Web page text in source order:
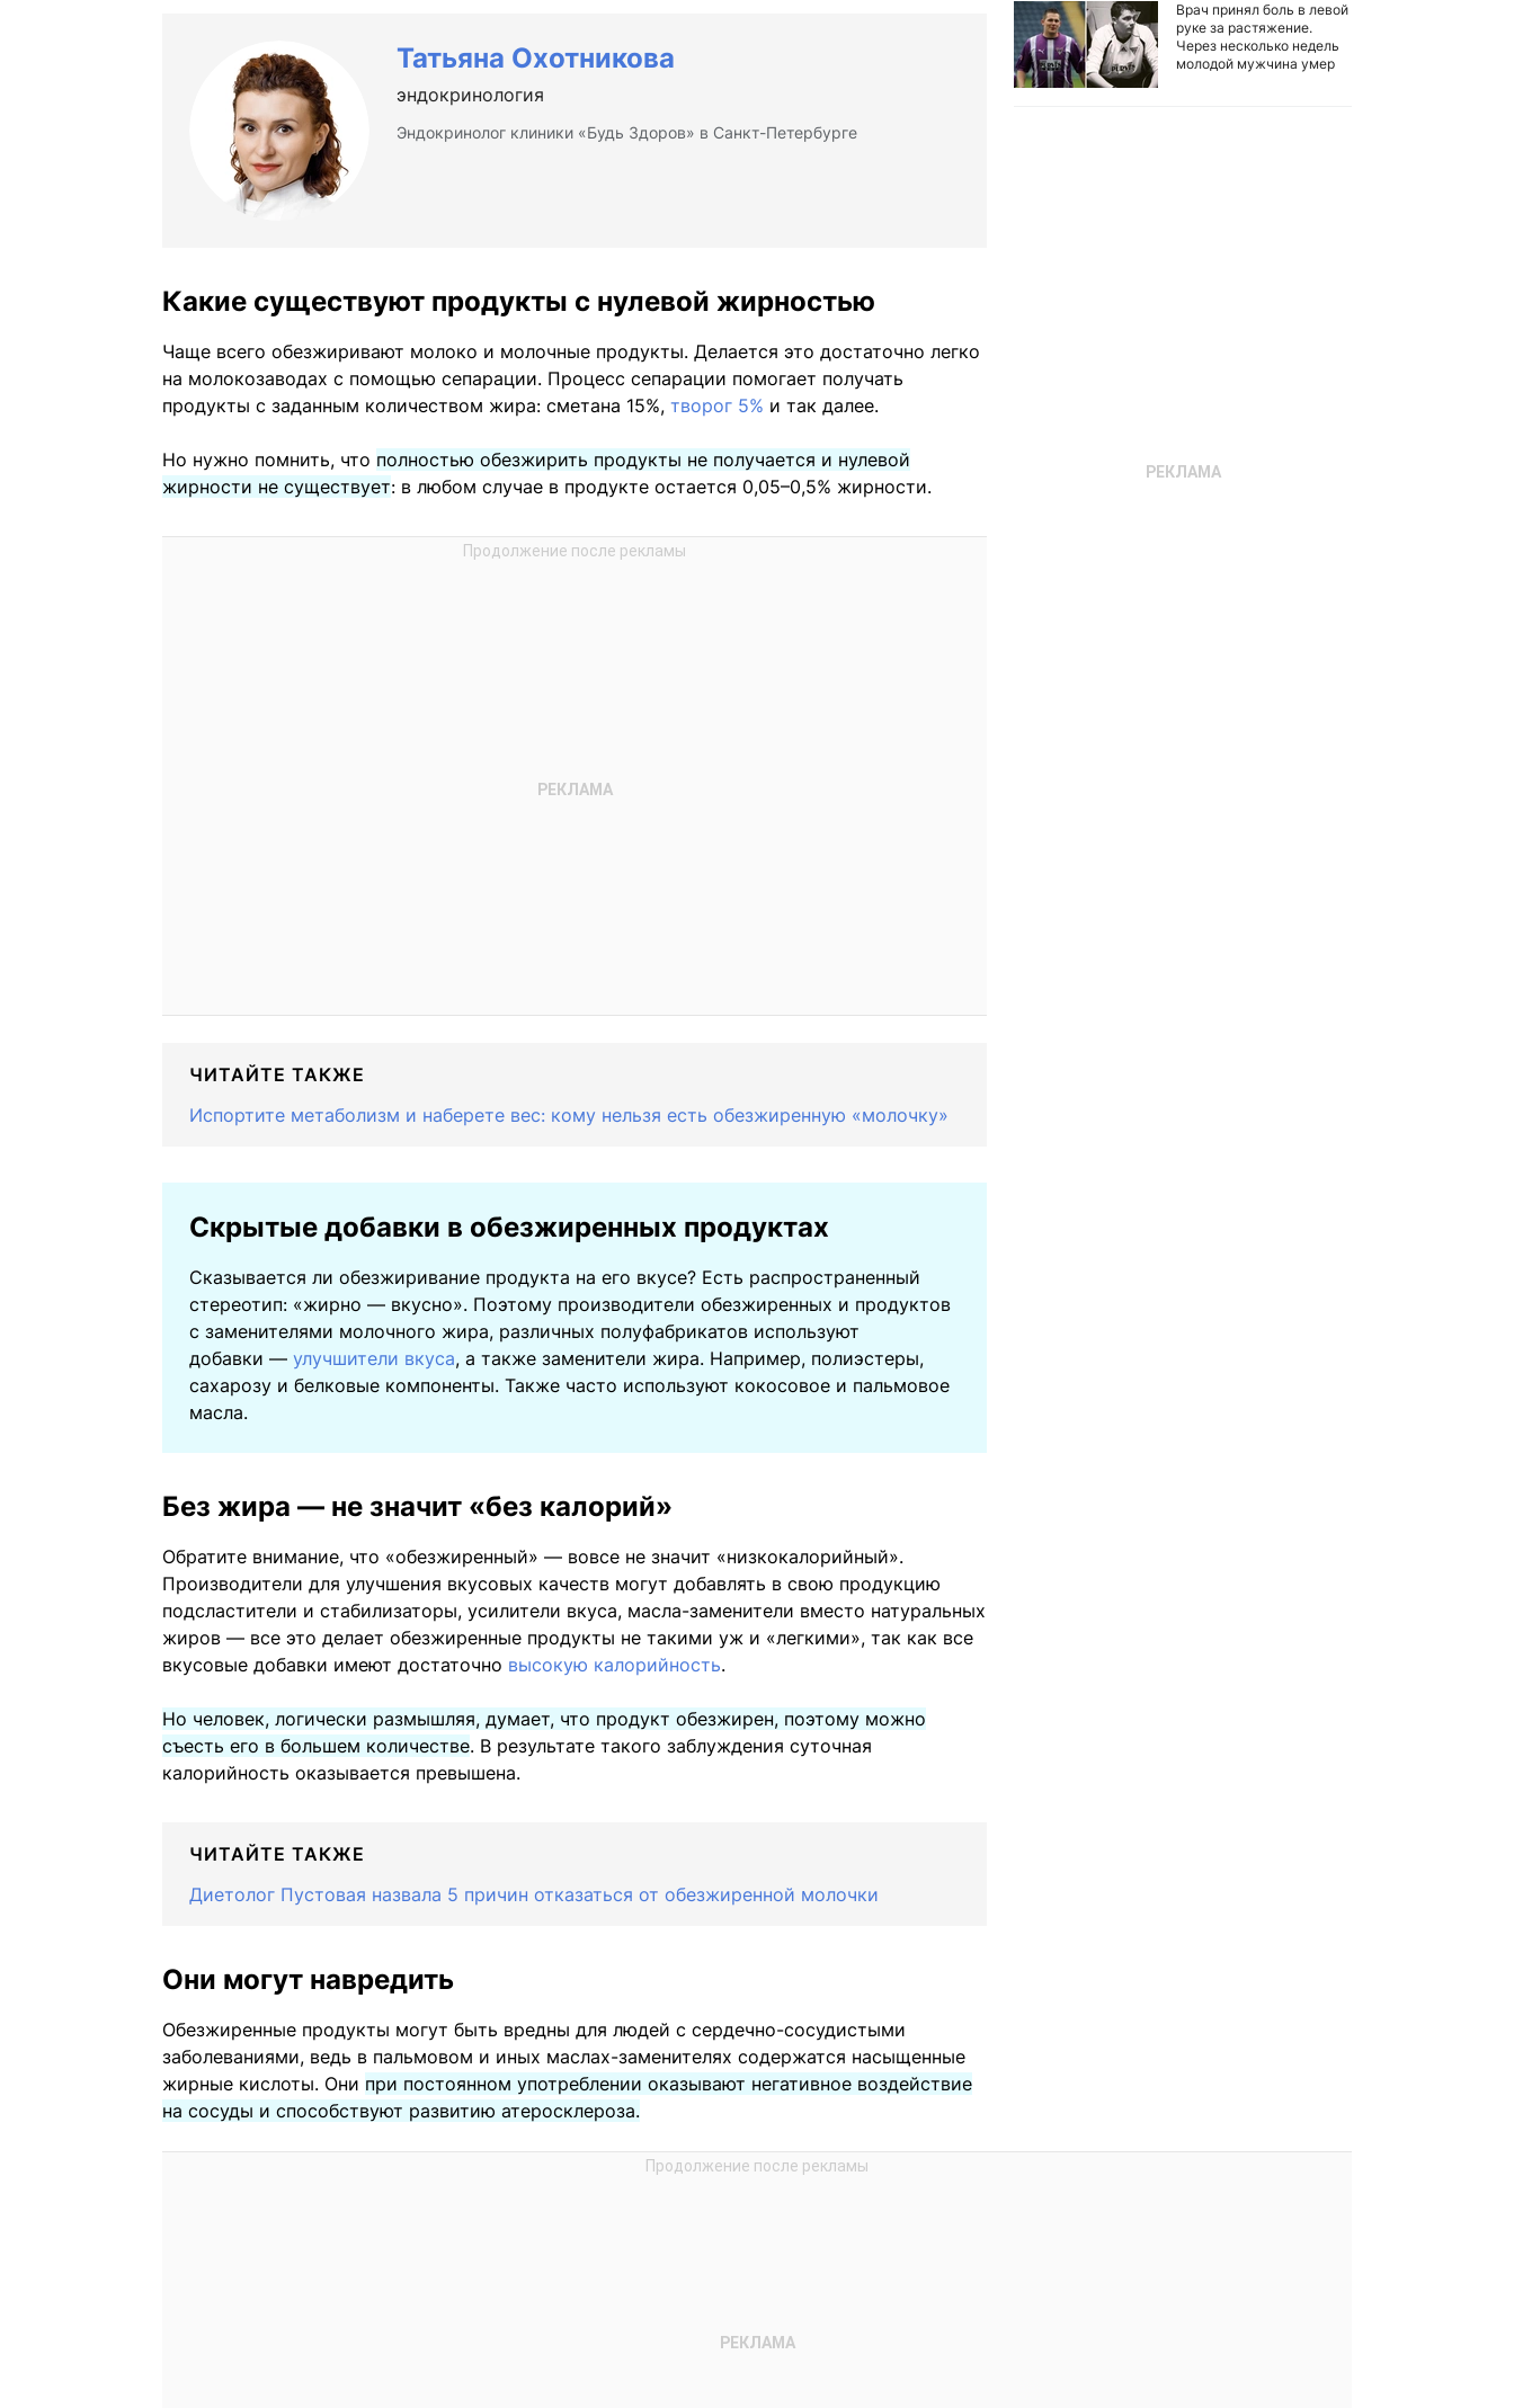
Татьяна Охотникова
эндокринология
Эндокринолог клиники «Будь Здоров» в Санкт-Петербурге
Какие существуют продукты с нулевой жирностью
Чаще всего обезжиривают молоко и молочные продукты. Делается это достаточно легко
на молокозаводах с помощью сепарации. Процесс сепарации помогает получать
продукты с заданным количеством жира: сметана 15%, творог 5% и так далее.
Но нужно помнить, что полностью обезжирить продукты не получается и нулевой
жирности не существует: в любом случае в продукте остается 0,05–0,5% жирности.
ЧИТАЙТЕ ТАКЖЕ
Испортите метаболизм и наберете вес: кому нельзя есть обезжиренную «молочку»
Скрытые добавки в обезжиренных продуктах
Сказывается ли обезжиривание продукта на его вкусе? Есть распространенный
стереотип: «жирно — вкусно». Поэтому производители обезжиренных и продуктов
с заменителями молочного жира, различных полуфабрикатов используют
добавки — улучшители вкуса, а также заменители жира. Например, полиэстеры,
сахарозу и белковые компоненты. Также часто используют кокосовое и пальмовое
масла.
Без жира — не значит «без калорий»
Обратите внимание, что «обезжиренный» — вовсе не значит «низкокалорийный».
Производители для улучшения вкусовых качеств могут добавлять в свою продукцию
подсластители и стабилизаторы, усилители вкуса, масла-заменители вместо натуральных
жиров — все это делает обезжиренные продукты не такими уж и «легкими», так как все
вкусовые добавки имеют достаточно высокую калорийность.
Но человек, логически размышляя, думает, что продукт обезжирен, поэтому можно
съесть его в большем количестве. В результате такого заблуждения суточная
калорийность оказывается превышена.
ЧИТАЙТЕ ТАКЖЕ
Диетолог Пустовая назвала 5 причин отказаться от обезжиренной молочки
Они могут навредить
Обезжиренные продукты могут быть вредны для людей с сердечно-сосудистыми
заболеваниями, ведь в пальмовом и иных маслах-заменителях содержатся насыщенные
жирные кислоты. Они при постоянном употреблении оказывают негативное воздействие
на сосуды и способствуют развитию атеросклероза.
Врач принял боль в левой
руке за растяжение.
Через несколько недель
молодой мужчина умер